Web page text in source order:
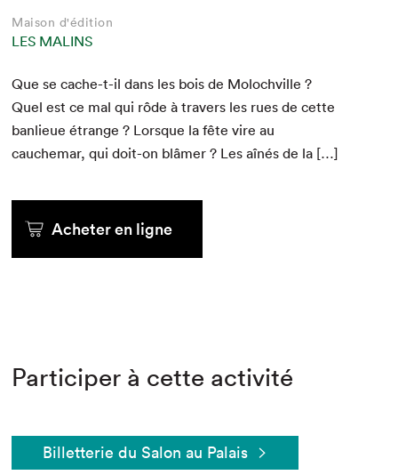
Maison d'édition
LES MALINS
Que se cache-t-il dans les bois de Molochville ?
Quel est ce mal qui rôde à tra­vers les rues de cette
ban­lieue étrange ? Lorsque la fête vire au
cauchemar, qui doit-on blâmer ? Les aînés de la […]
Acheter en ligne
Participer à cette activité
Billetterie du Salon au Palais